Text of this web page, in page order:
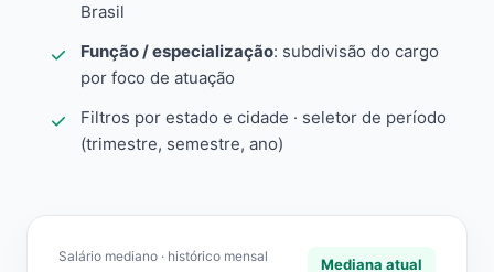
Brasil
Função / especialização: subdivisão do cargo
por foco de atuação
Filtros por estado e cidade · seletor de período
(trimestre, semestre, ano)
Salário mediano · histórico mensal Mediana atual